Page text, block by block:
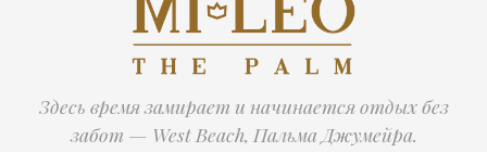
Здесь время замирает и начинается отдых без
забот — West Beach, Пальма Джумейра.